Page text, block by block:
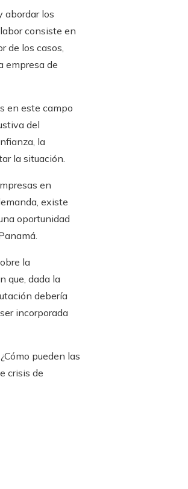
abordar los
consiste en
de los casos,
empresa de
en este campo
del
la
la situación.
en
existe
oportunidad
la
que, dada la
debería
incorporada
pueden las
crisis de